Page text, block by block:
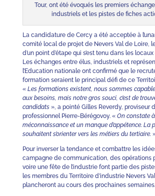
Tour, ont été évoqués les premiers
industriels et les pistes de fiches
La candidature de Cercy a été acceptée à
comité local de projet de Nevers Val de Loire,
d’un point d’étape qui s’est tenu dans les
Les échanges entre élus, industriels et
l’Education nationale ont confirmé que le
formation seraient le principal défi de ce
« Les formations existent, nous sommes
aux besoins, mais notre gros souci, c’est de
candidats», a pointé Gilles Reverdy, proviseur
professionnel Pierre-Bérégovoy. « On constate
méconnaissance et un manque d’appétence. La
souhaitent s’orienter vers les métiers du tertiaire.
Pour inverser la tendance et combattre les
campagne de communication, des opérations
voire une fête de l’industrie font partie des
les membres du Territoire d’industrie Nevers
plancheront au cours des prochaines semaines.